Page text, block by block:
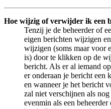
Hoe wijzig of verwijder ik een
Tenzij je de beheerder of
eigen berichten wijzigen
wijzigen (soms maar voor
is) door te klikken op de
bericht. Als er al iemand
er onderaan je bericht een
en wanneer je het bericht
zal niet verschijnen als
evenmin als een